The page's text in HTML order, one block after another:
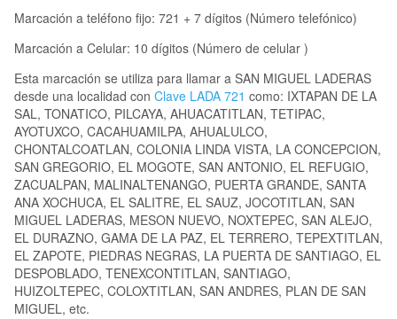
Marcación a teléfono fijo: 721 + 7 dígitos (Número telefónico)
Marcación a Celular: 10 dígitos (Número de celular )
Esta marcación se utiliza para llamar a SAN MIGUEL LADERAS
desde una localidad con Clave LADA 721 como: IXTAPAN DE LA
SAL, TONATICO, PILCAYA, AHUACATITLAN, TETIPAC,
AYOTUXCO, CACAHUAMILPA, AHUALULCO,
CHONTALCOATLAN, COLONIA LINDA VISTA, LA CONCEPCION,
SAN GREGORIO, EL MOGOTE, SAN ANTONIO, EL REFUGIO,
ZACUALPAN, MALINALTENANGO, PUERTA GRANDE, SANTA
ANA XOCHUCA, EL SALITRE, EL SAUZ, JOCOTITLAN, SAN
MIGUEL LADERAS, MESON NUEVO, NOXTEPEC, SAN ALEJO,
EL DURAZNO, GAMA DE LA PAZ, EL TERRERO, TEPEXTITLAN,
EL ZAPOTE, PIEDRAS NEGRAS, LA PUERTA DE SANTIAGO, EL
DESPOBLADO, TENEXCONTITLAN, SANTIAGO,
HUIZOLTEPEC, COLOXTITLAN, SAN ANDRES, PLAN DE SAN
MIGUEL, etc.